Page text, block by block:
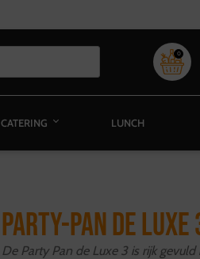
0
CATERING LUNCH
PARTY-PAN DE LUXE
De Party Pan de Luxe 3 is rijk